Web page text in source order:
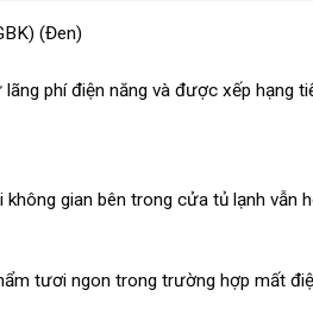
(Đen)
phí điện năng và được xếp hạng
gian bên trong cửa tủ lạnh vẫn
tươi ngon trong trường hợp mất